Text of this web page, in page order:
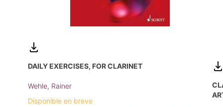
DAILY EXERCISES, FOR CLARINET
Wehle, Rainer
Disponible en breve